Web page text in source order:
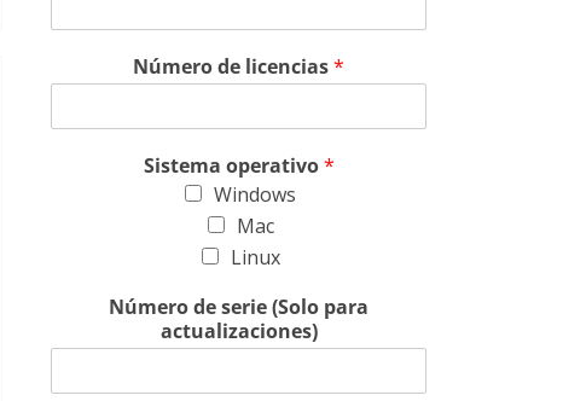
Número de licencias*
Sistema operativo*
Windows
Mac
Linux
Número de serie (Solo para
actualizaciones)